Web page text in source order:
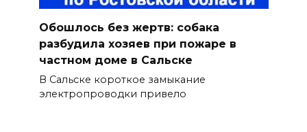
Обошлось без жертв: собака
разбудила хозяев при пожаре в
частном доме в Сальске
В Сальске короткое замыкание
электропроводки привело